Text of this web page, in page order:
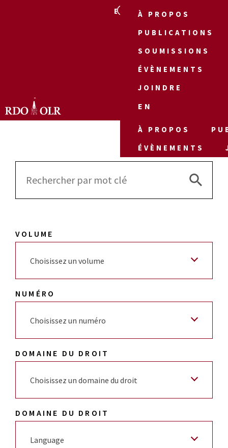
EN
À PROPOS
PUBLICATIONS
SOUMISSIONS
ÉVÈNEMENTS
JOINDRE
EN
À PROPOS
ÉVÈNEMENTS
Search
Search
VOLUME
Choisissez un volume
NUMÉRO
Choisissez un numéro
DOMAINE DU DROIT
Choisissez un domaine du droit
DOMAINE DU DROIT
Language